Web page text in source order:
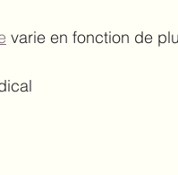
varie en fonction de